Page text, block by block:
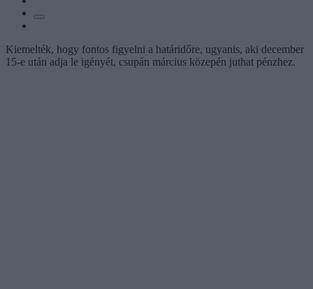
Kiemelték, hogy fontos figyelni a határidőre, ugyanis, aki december
15-e után adja le igényét, csupán március közepén juthat pénzhez.